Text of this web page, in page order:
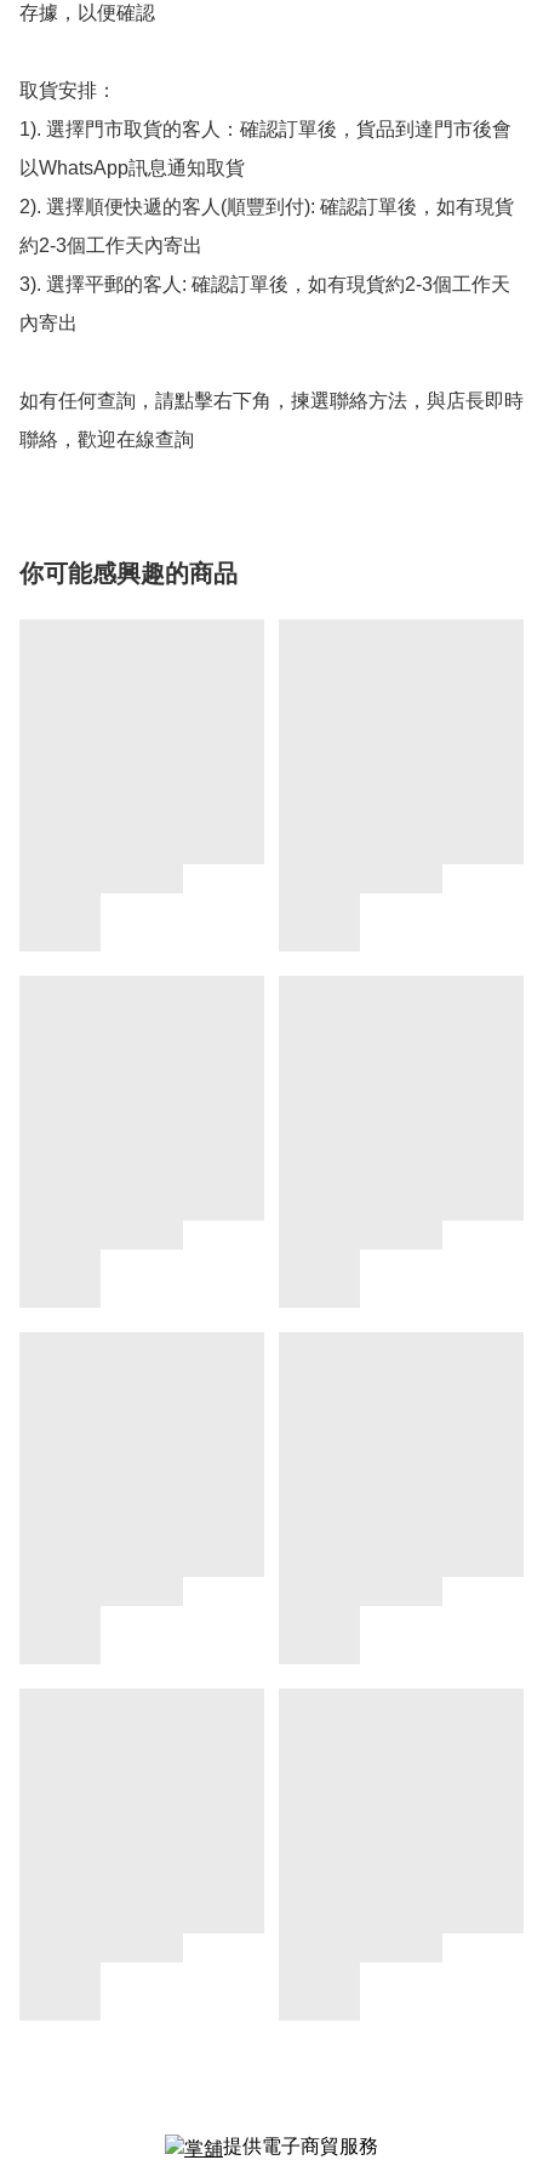
存據，以便確認
取貨安排：
1). 選擇門市取貨的客人：確認訂單後，貨品到達門市後會
以WhatsApp訊息通知取貨
2). 選擇順便快遞的客人(順豐到付): 確認訂單後，如有現貨
約2-3個工作天內寄出
3). 選擇平郵的客人: 確認訂單後，如有現貨約2-3個工作天
內寄出
如有任何查詢，請點擊右下角，揀選聯絡方法，與店長即時
聯絡，歡迎在線查詢
你可能感興趣的商品
提供電子商貿服務